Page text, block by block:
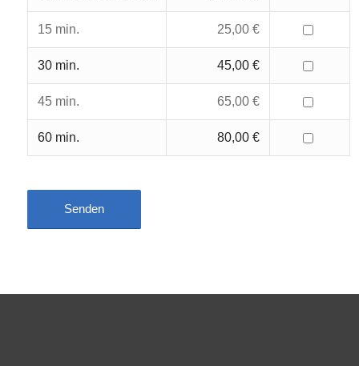
15 min. 25,00 €
30 min. 45,00 €
45 min. 65,00 €
60 min. 80,00 €